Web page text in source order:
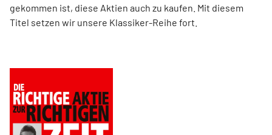
gekommen ist, diese Aktien auch zu kaufen. Mit diesem
Titel setzen wir unsere Klassiker-Reihe fort.